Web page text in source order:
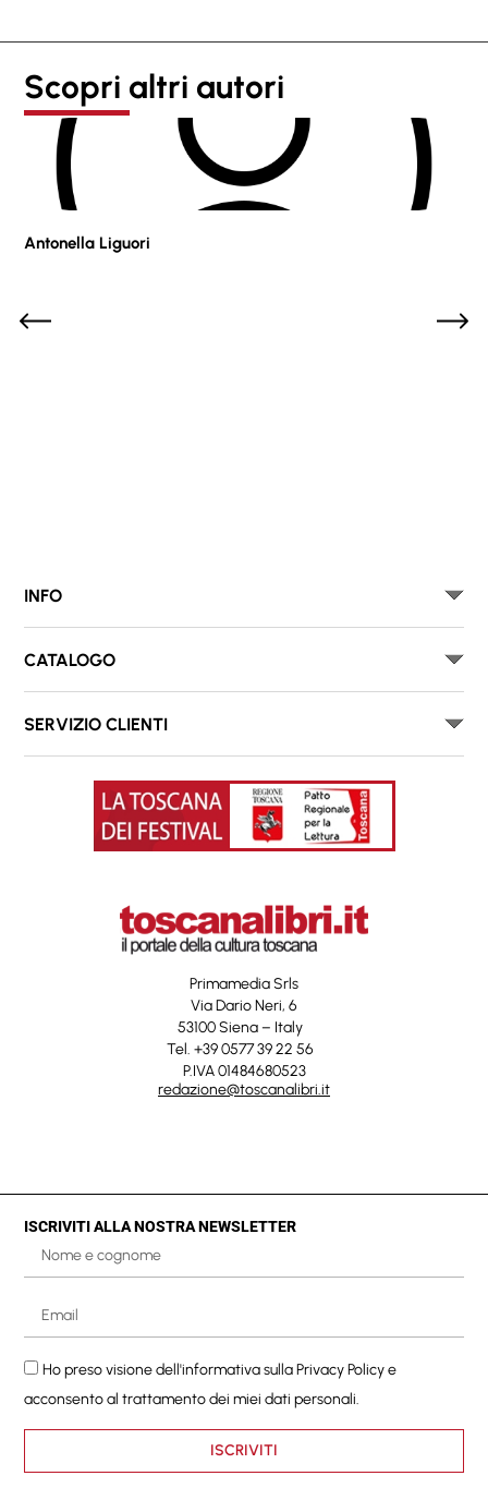
Scopri altri autori
Antonella Liguori
INFO
CATALOGO
SERVIZIO CLIENTI
Primamedia Srls
Via Dario Neri, 6
53100 Siena – Italy
Tel. +39 0577 39 22 56
P.IVA 01484680523
redazione@toscanalibri.it
ISCRIVITI ALLA NOSTRA NEWSLETTER
Ho preso visione dell'informativa sullaPrivacy Policye
acconsento al trattamento dei miei dati personali.
ISCRIVITI